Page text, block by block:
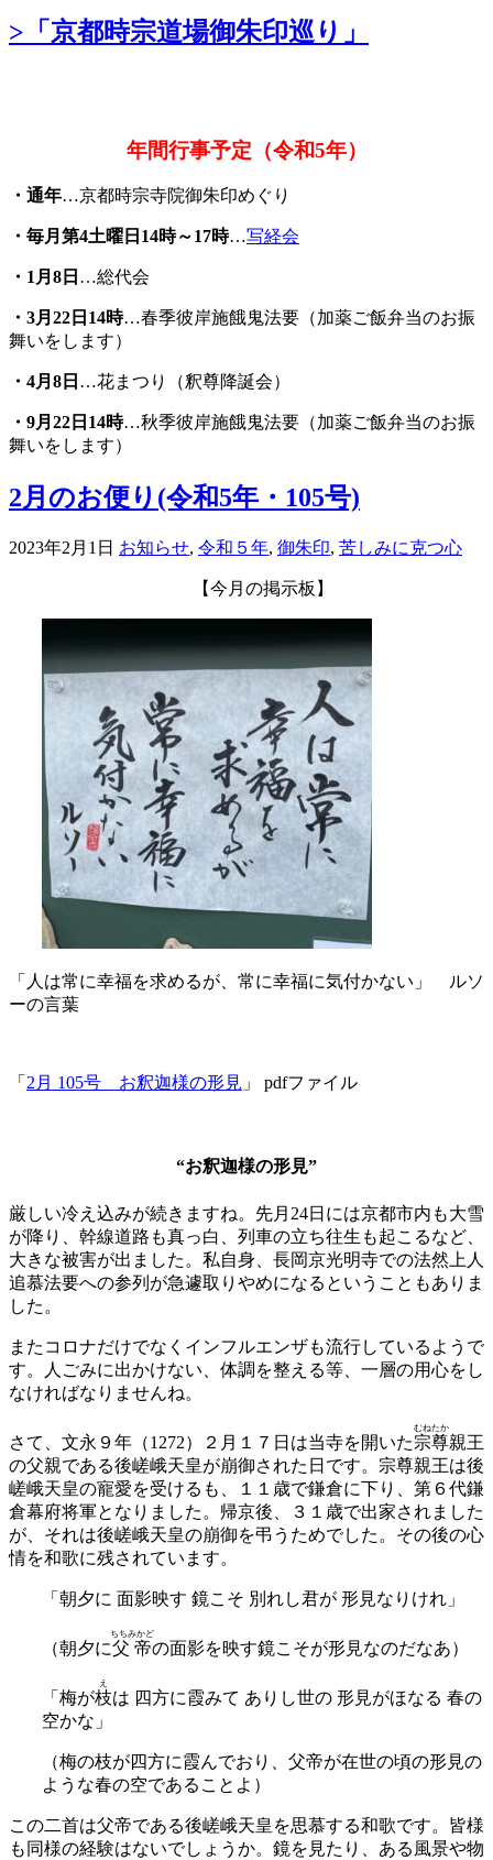
>「京都時宗道場御朱印巡り」
年間行事予定（令和5年）
・通年…京都時宗寺院御朱印めぐり
・毎月第4土曜日14時～17時…写経会
・1月8日 …総代会
・3月22日14時…春季彼岸施餓鬼法要（加薬ご飯弁当のお振
舞いをします）
・4月8日 …花まつり（釈尊降誕会）
・ 9月22日14時…秋季彼岸施餓鬼法要（加薬ご飯弁当のお振
舞いをします）
2月のお便り(令和5年・105号)
2023年2月1日 お知らせ, 令和５年, 御朱印, 苦しみに克つ心
【今月の掲示板】
「人は常に幸福を求めるが、常に幸福に気付かない」 ルソ
ーの言葉
「 2月 105号 お釈迦様の形見 」 pdfファイル
“お釈迦様の形見”
厳しい冷え込みが続きますね。先月24日には京都市内も大雪
が降り、幹線道路も真っ白、列車の立ち往生も起こるなど、
大きな被害が出ました。私自身、長岡京光明寺での法然上人
追慕法要への参列が急遽取りやめになるということもありま
した。
またコロナだけでなくインフルエンザも流行しているようで
す。人ごみに出かけない、体調を整える等、一層の用心をし
なければなりませんね。
さて、文永９年（1272）２月１７日は当寺を開いた宗尊
むねたか
親王
の父親である後嵯峨天皇が崩御された日です。宗尊親王は後
嵯峨天皇の寵愛を受けるも、１１歳で鎌倉に下り、第６代鎌
倉幕府将軍となりました。帰京後、３１歳で出家されました
が、それは後嵯峨天皇の崩御を弔うためでした。その後の心
情を和歌に残されています。
「朝夕に 面影映す 鏡こそ 別れし君が 形見なりけれ」
（朝夕に父帝
ちちみかど
の面影を映す鏡こそが形見なのだなあ）
「梅が枝
え
は 四方に霞みて ありし世の 形見がほなる 春の
空かな」
（梅の枝が四方に霞んでおり、父帝が在世の頃の形見の
ような春の空であることよ）
この二首は父帝である後嵯峨天皇を思慕する和歌です。皆様
も同様の経験はないでしょうか。鏡を見たり、ある風景や物